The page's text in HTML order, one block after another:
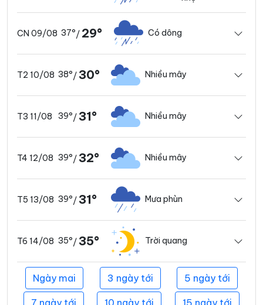
CN 09/08 37°/ 29° Có dông
T2 10/08 38°/30° Nhiều mây
T3 11/08 39°/31° Nhiều mây
T4 12/08 39°/32° Nhiều mây
T5 13/08 39°/31° Mưa phùn
T6 14/08 35°/35° Trời quang
Ngày mai 3 ngày tới 5 ngày tới
7 ngày tới 10 ngày tới 15 ngày tới